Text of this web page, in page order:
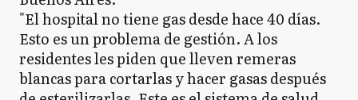
"El hospital no tiene gas desde hace 40 días.
Esto es un problema de gestión. A los
residentes les piden que lleven remeras
blancas para cortarlas y hacer gasas después